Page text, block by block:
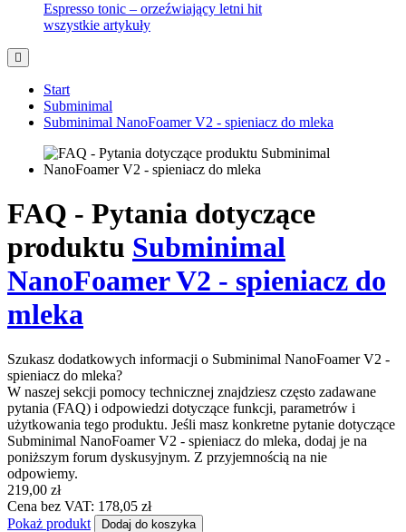
Espresso tonic – orzeźwiający letni hit
wszystkie artykuły
Start
Subminimal
Subminimal NanoFoamer V2 - spieniacz do mleka
FAQ - Pytania dotyczące
produktu Subminimal
NanoFoamer V2 - spieniacz do
mleka
Szukasz dodatkowych informacji o Subminimal NanoFoamer V2 -
spieniacz do mleka?
W naszej sekcji pomocy technicznej znajdziesz często zadawane
pytania (FAQ) i odpowiedzi dotyczące funkcji, parametrów i
użytkowania tego produktu. Jeśli masz konkretne pytanie dotyczące
Subminimal NanoFoamer V2 - spieniacz do mleka, dodaj je na
poniższym forum dyskusyjnym. Z przyjemnością na nie
odpowiemy.
219,00 zł
Cena bez VAT: 178,05 zł
Pokaż produkt
Dodaj do koszyka